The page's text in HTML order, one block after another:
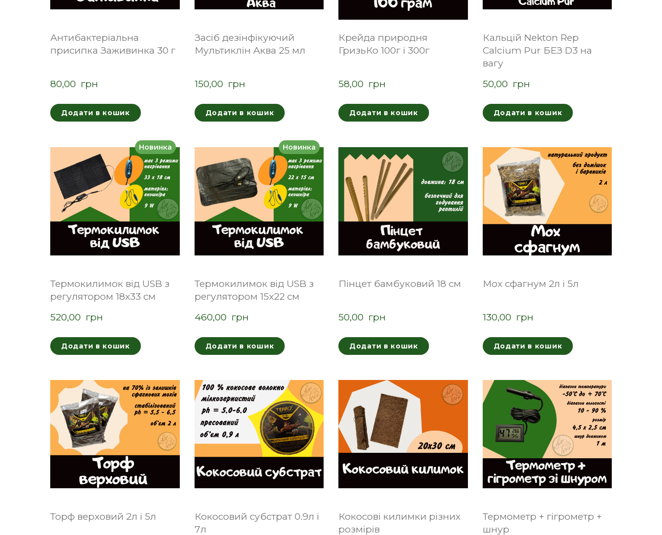
Антибактеріальна
присипка Заживинка 30 г
80,00  грн
Додати в кошик
Засіб дезінфікуючий
Мультиклін Аква 25 мл
150,00  грн
Додати в кошик
Крейда природня
ГризьКо 100г і 300г
58,00  грн
Додати в кошик
Кальцій Nekton Rep
Calcium Pur БЕЗ D3 на
вагу
50,00  грн
Додати в кошик
Новинка
Термокилимок від USB з
регулятором 18x33 см
520,00  грн
Додати в кошик
Новинка
Термокилимок від USB з
регулятором 15x22 см
460,00  грн
Додати в кошик
Пінцет бамбуковий 18 см
50,00  грн
Додати в кошик
Мох сфагнум 2л і 5л
130,00  грн
Додати в кошик
Торф верховий 2л і 5л
Кокосовий субстрат 0.9л і
7л
Кокосові килимки різних
розмірів
Термометр + гігрометр +
шнур